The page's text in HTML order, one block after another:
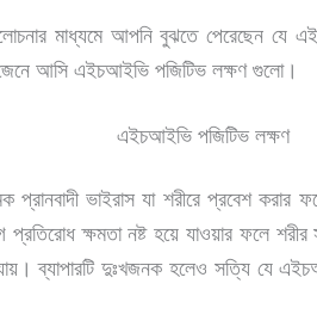
মাধ্যমে আপনি বুঝতে পেরেছেন যে
আসি এইচআইভি পজিটিভ লক্ষণ গুলো।
এইচআইভি পজিটিভ লক্ষণ
প্রানবাদী ভাইরাস যা শরীরে প্রবেশ
প্রতিরোধ ক্ষমতা নষ্ট হয়ে যাওয়ার ফলে
ব্যাপারটি দুঃখজনক হলেও সত্যি যে